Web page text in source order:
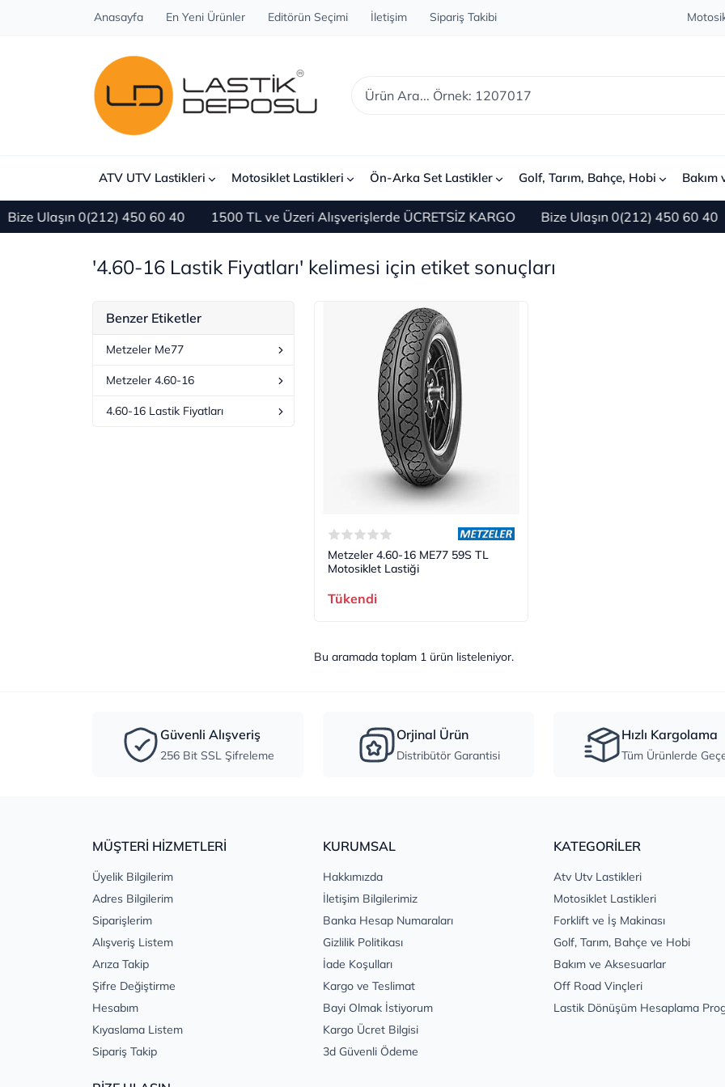
Anasayfa En Yeni Ürünler Editörün Seçimi İletişim Sipariş Takibi
ATV UTV Lastikleri Motosiklet Lastikleri Ön-Arka Set Lastikler Golf, Tarım, Bahçe, Hobi Bakım
Ulaşın 0(212) 450 60 40 1500 TL ve Üzeri Alışverişlerde ÜCRETSİZ KARGO Bize Ulaşın 0(212) 450 60 40
'4.60-16 Lastik Fiyatları' kelimesi için etiket sonuçları
Benzer Etiketler
Metzeler Me77
Metzeler 4.60-16
4.60-16 Lastik Fiyatları
Metzeler 4.60-16 ME77 59S TL
Motosiklet Lastiği
Tükendi
Bu aramada toplam 1 ürün listeleniyor.
Güvenli Alışveriş
256 Bit SSL Şifreleme
Orjinal Ürün
Distribütör Garantisi
Hızlı Kargolama
Tüm Ürünlerde
MÜŞTERİ HİZMETLERİ
Üyelik Bilgilerim
Adres Bilgilerim
Siparişlerim
Alışveriş Listem
Arıza Takip
Şifre Değiştirme
Hesabım
Kıyaslama Listem
Sipariş Takip
KURUMSAL
Hakkımızda
İletişim Bilgilerimiz
Banka Hesap Numaraları
Gizlilik Politikası
İade Koşulları
Kargo ve Teslimat
Bayi Olmak İstiyorum
Kargo Ücret Bilgisi
3d Güvenli Ödeme
KATEGORİLER
Atv Utv Lastikleri
Motosiklet Lastikleri
Forklift ve İş Makinası
Golf, Tarım, Bahçe ve Hobi
Bakım ve Aksesuarlar
Off Road Vinçleri
Lastik Dönüşüm Hesaplama